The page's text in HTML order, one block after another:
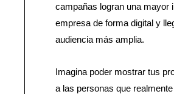
campañas logran una mayor
empresa de forma digital y
audiencia más amplia.
Imagina poder mostrar tus
a las personas que